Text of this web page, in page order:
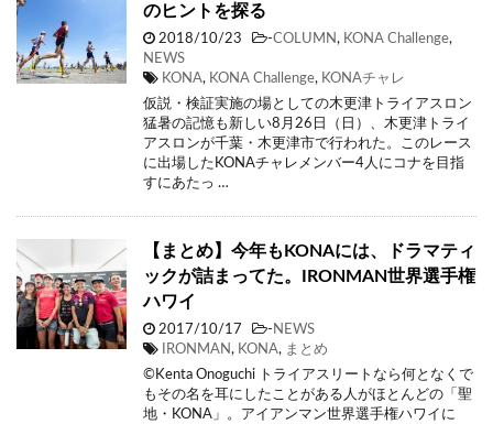
のヒントを探る
2018/10/23 -COLUMN, KONA Challenge,
NEWS
KONA, KONA Challenge, KONAチャレ
仮説・検証実施の場としての木更津トライアスロン
猛暑の記憶も新しい8月26日（日）、木更津トライ
アスロンが千葉・木更津市で行われた。このレース
に出場したKONAチャレメンバー4人にコナを目指
すにあたっ …
【まとめ】今年もKONAには、ドラマティ
ックが詰まってた。IRONMAN世界選手権
ハワイ
2017/10/17 - NEWS
IRONMAN, KONA, まとめ
©Kenta Onoguchi トライアスリートなら何となくで
もその名を耳にしたことがある人がほとんどの「聖
地・KONA」。アイアンマン世界選手権ハワイに